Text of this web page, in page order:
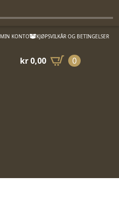
MIN KONTO KJØPSVILKÅR OG BETINGELSER
kr0,00 0